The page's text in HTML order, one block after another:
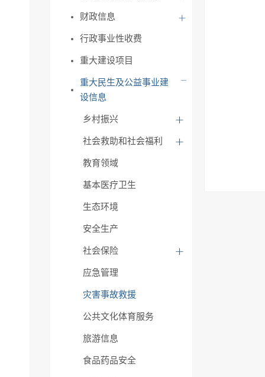
财政信息
行政事业性收费
重大建设项目
重大民生及公益事业建
设信息
乡村振兴
社会救助和社会福利
教育领域
基本医疗卫生
生态环境
安全生产
社会保险
应急管理
灾害事故救援
公共文化体育服务
旅游信息
食品药品安全